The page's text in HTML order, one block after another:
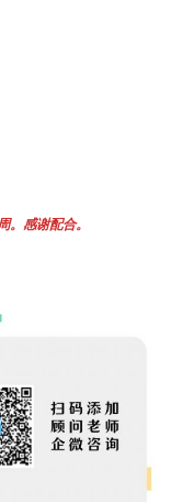
感谢配合。